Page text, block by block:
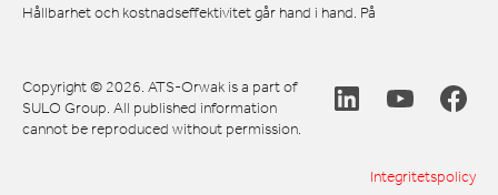
Hållbarhet och kostnadseffektivitet går hand i hand. På
Copyright © 2026. ATS-Orwak is a part of
SULO Group. All published information
cannot be reproduced without permission.
Integritetspolicy